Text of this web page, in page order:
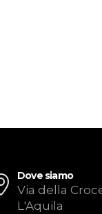
Dove siamo
Via della
L'Aquila